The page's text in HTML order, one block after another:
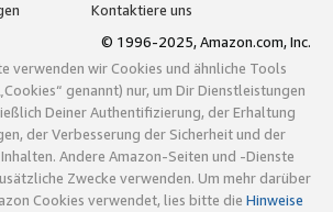
Kontaktiere uns
© 1996-2025, Amazon.com, Inc.
verwenden wir Cookies und ähnliche Tools
genannt) nur, um Dir Dienstleistungen
Deiner Authentifizierung, der Erhaltung
der Verbesserung der Sicherheit und der
Andere Amazon-Seiten und -Dienste
Zwecke verwenden. Um mehr darüber
Cookies verwendet, lies bitte die Hinweise